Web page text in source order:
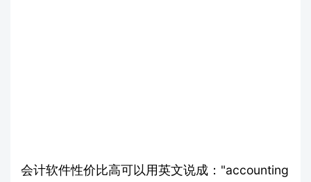
会计软件性价比高可以用英文说成："accounting